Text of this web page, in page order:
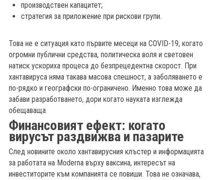
производствен капацитет;
стратегия за приложение при рискови групи.
Това не е ситуация като първите месеци на COVID-19, когато
огромни публични средства, политическа воля и световен
натиск ускориха процеса до безпрецедентна скорост. При
хантавируса няма такава масова спешност, а заболяването е
по-рядко и географски по-ограничено. Именно това може да
забави разработването, дори когато науката изглежда
обещаваща.
Финансовият ефект: когато
вирусът раздвижва и пазарите
След новините около хантавирусния клъстер и информацията
за работата на Moderna върху ваксина, интересът на
инвеститорите към компанията се повиши. Това не означава,